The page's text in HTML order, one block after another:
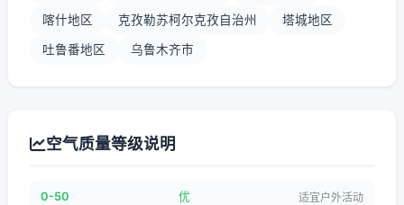
喀什地区 克孜勒苏柯尔克孜自治州 塔城地区
吐鲁番地区 乌鲁木齐市
空气质量等级说明
0-50 优 适宜户外活动